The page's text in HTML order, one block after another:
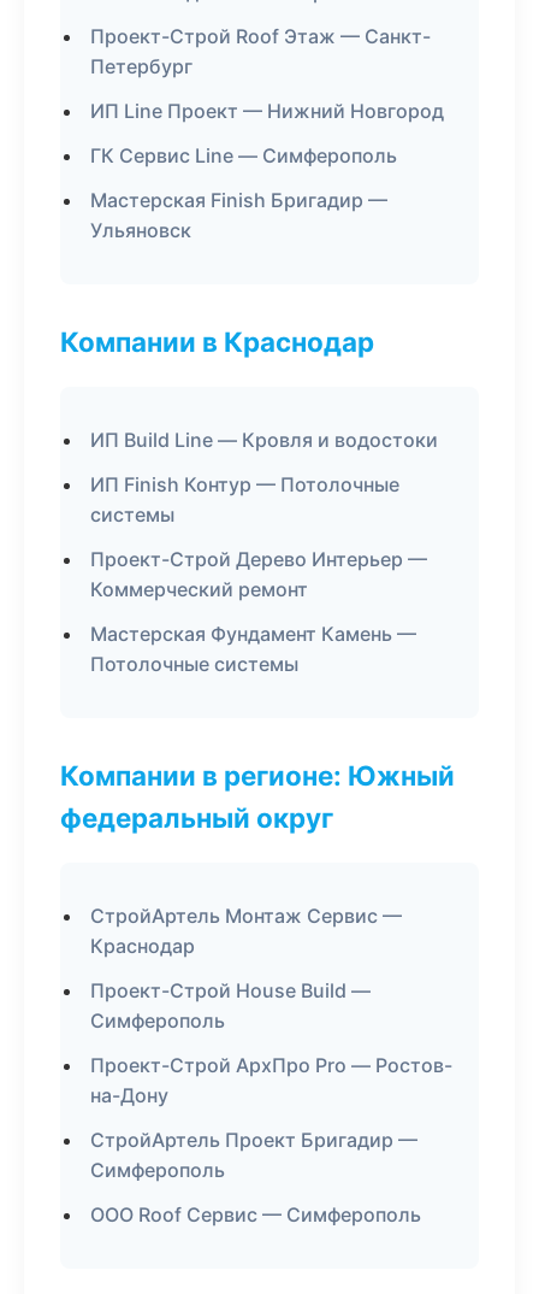
Проект-Строй Roof Этаж — Санкт-
Петербург
ИП Line Проект — Нижний Новгород
ГК Сервис Line — Симферополь
Мастерская Finish Бригадир —
Ульяновск
Компании в Краснодар
ИП Build Line — Кровля и водостоки
ИП Finish Контур — Потолочные
системы
Проект-Строй Дерево Интерьер —
Коммерческий ремонт
Мастерская Фундамент Камень —
Потолочные системы
Компании в регионе: Южный
федеральный округ
СтройАртель Монтаж Сервис —
Краснодар
Проект-Строй House Build —
Симферополь
Проект-Строй АрхПро Pro — Ростов-
на-Дону
СтройАртель Проект Бригадир —
Симферополь
ООО Roof Сервис — Симферополь